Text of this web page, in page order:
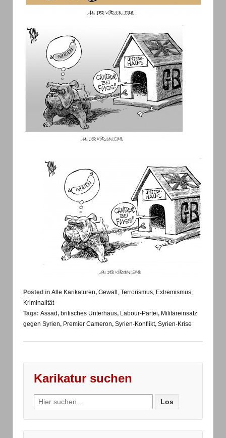
Posted in Alle Karikaturen, Gewalt, Terrorismus, Extremismus,
Kriminalität
Tags: Assad, britisches Unterhaus, Labour-Partei, Militäreinsatz
gegen Syrien, Premier Cameron, Syrien-Konflikt, Syrien-Krise
Karikatur suchen
Search
for: